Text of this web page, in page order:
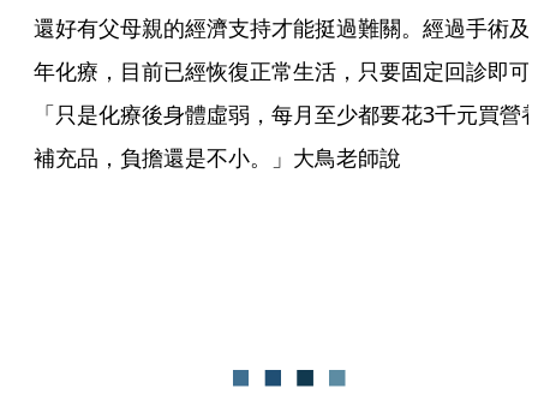
還好有父母親的經濟支持才能挺過難關。經過手術及
年化療，目前已經恢復正常生活，只要固定回診即可
「只是化療後身體虛弱，每月至少都要花3千元買營
補充品，負擔還是不小。」大鳥老師說